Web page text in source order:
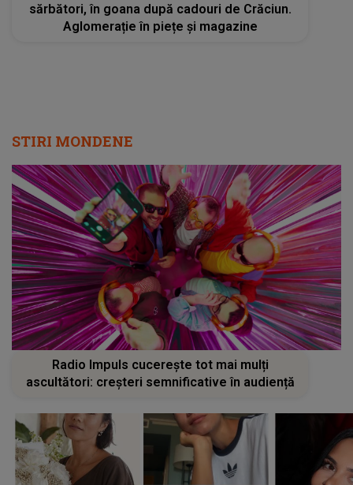
sărbători, în goana după cadouri de Crăciun.
Aglomerație în piețe și magazine
STIRI MONDENE
Radio Impuls cucerește tot mai mulți
ascultători: creșteri semnificative în audiență